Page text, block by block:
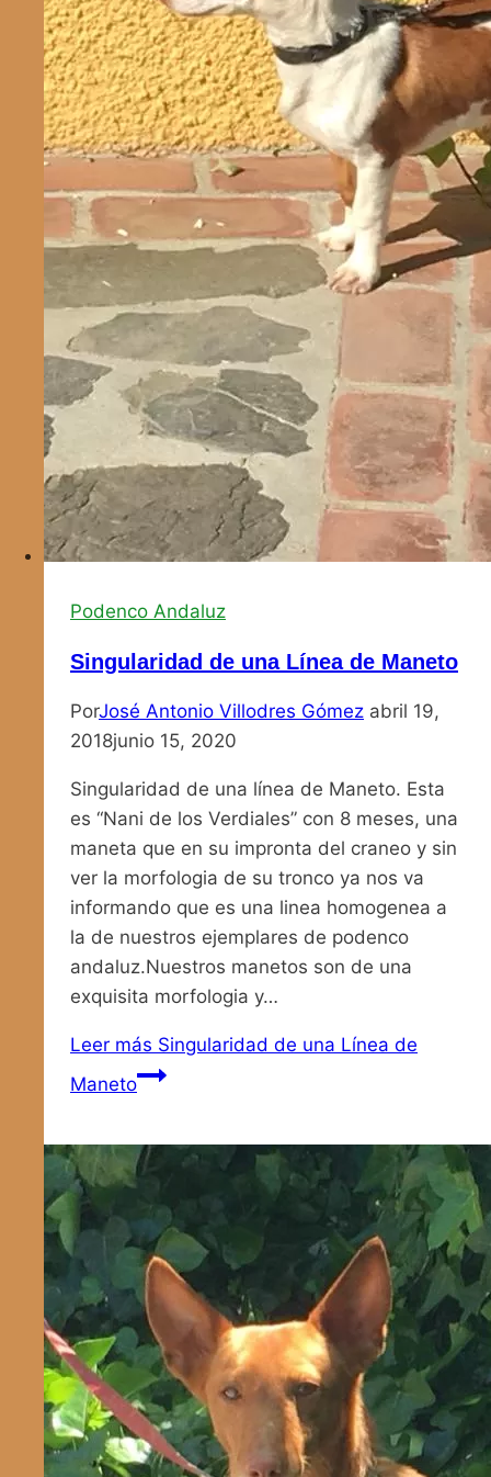
Podenco Andaluz
Singularidad de una Línea de Maneto
PorJosé Antonio Villodres Gómez abril 19,
2018junio 15, 2020
Singularidad de una línea de Maneto. Esta
es “Nani de los Verdiales” con 8 meses, una
maneta que en su impronta del craneo y sin
ver la morfologia de su tronco ya nos va
informando que es una linea homogenea a
la de nuestros ejemplares de podenco
andaluz.Nuestros manetos son de una
exquisita morfologia y…
Leer más Singularidad de una Línea de
Maneto